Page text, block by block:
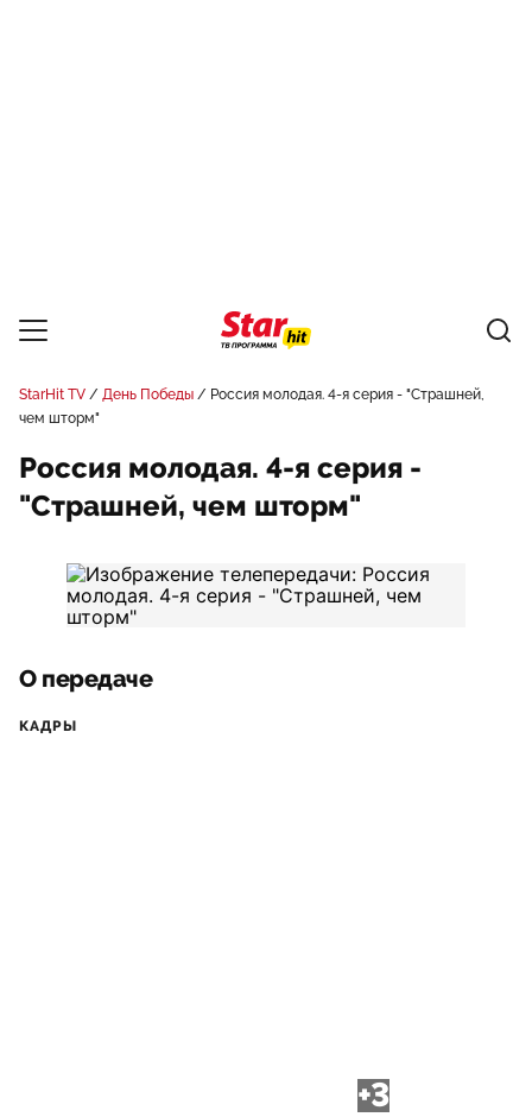
StarHit TV День Победы
Россия молодая. 4-я серия - "Страшней,
чем шторм"
Россия молодая. 4-я серия -
"Страшней, чем шторм"
О передаче
КАДРЫ
+3